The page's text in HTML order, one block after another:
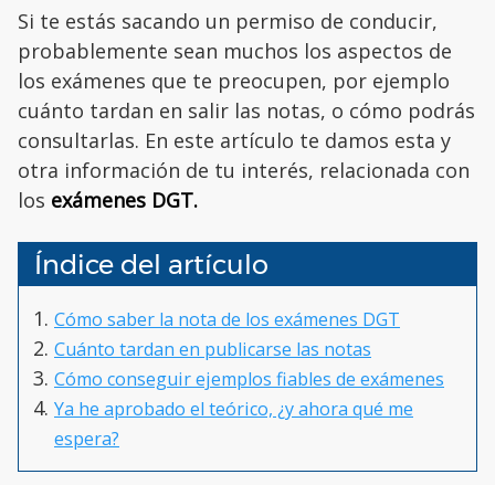
Si te estás sacando un permiso de conducir,
probablemente sean muchos los aspectos de
los exámenes que te preocupen, por ejemplo
cuánto tardan en salir las notas, o cómo podrás
consultarlas. En este artículo te damos esta y
otra información de tu interés, relacionada con
los exámenes DGT.
Índice del artículo
Cómo saber la nota de los exámenes DGT
Cuánto tardan en publicarse las notas
Cómo conseguir ejemplos fiables de exámenes
Ya he aprobado el teórico, ¿y ahora qué me
espera?